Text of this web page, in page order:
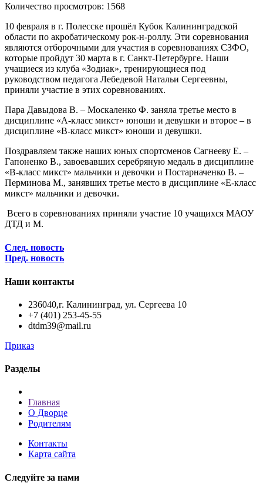
Количество просмотров: 1568
10 февраля в г. Полесске прошёл Кубок Калининградской
области по акробатическому рок-н-роллу. Эти соревнования
являются отборочными для участия в соревнованиях СЗФО,
которые пройдут 30 марта в г. Санкт-Петербурге. Наши
учащиеся из клуба «Зодиак», тренирующиеся под
руководством педагога Лебедевой Натальи Сергеевны,
приняли участие в этих соревнованиях.
Пара Давыдова В. – Москаленко Ф. заняла третье место в
дисциплине «А-класс микст» юноши и девушки и второе – в
дисциплине «В-класс микст» юноши и девушки.
Поздравляем также наших юных спортсменов Сагнееву Е. –
Гапоненко В., завоевавших серебряную медаль в дисциплине
«В-класс микст» мальчики и девочки и Постарначенко В. –
Перминова М., занявших третье место в дисциплине «Е-класс
микст» мальчики и девочки.
Всего в соревнованиях приняли участие 10 учащихся МАОУ
ДТД и М.
След. новость
Пред. новость
Наши контакты
236040,г. Калининград, ул. Сергеева 10
+7 (401) 253-45-55
dtdm39@mail.ru
Приказ
Разделы
Главная
О Дворце
Родителям
Контакты
Карта сайта
Следуйте за нами